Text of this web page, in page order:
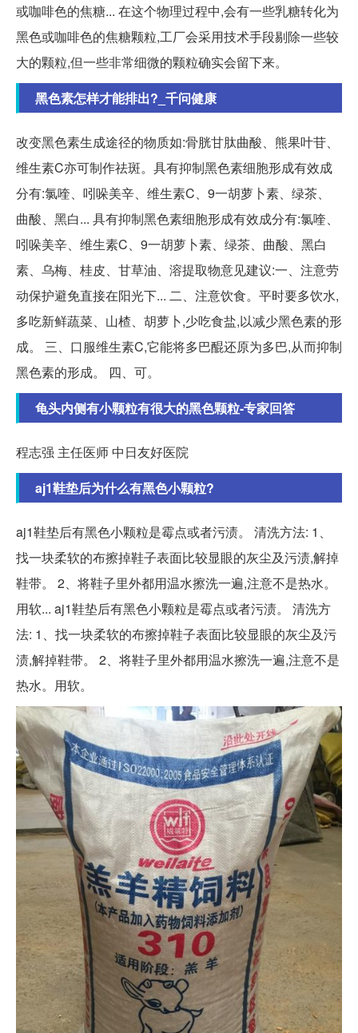
或咖啡色的焦糖... 在这个物理过程中,会有一些乳糖转化为
黑色或咖啡色的焦糖颗粒,工厂会采用技术手段剔除一些较
大的颗粒,但一些非常细微的颗粒确实会留下来。
黑色素怎样才能排出?_千问健康
改变黑色素生成途径的物质如:骨胱甘肽曲酸、熊果叶苷、
维生素C亦可制作祛斑。具有抑制黑色素细胞形成有效成
分有:氯喹、吲哚美辛、维生素C、9一胡萝卜素、绿茶、
曲酸、黑白... 具有抑制黑色素细胞形成有效成分有:氯喹、
吲哚美辛、维生素C、9一胡萝卜素、绿茶、曲酸、黑白
素、乌梅、桂皮、甘草油、溶提取物意见建议:一、注意劳
动保护避免直接在阳光下... 二、注意饮食。平时要多饮水,
多吃新鲜蔬菜、山楂、胡萝卜,少吃食盐,以减少黑色素的形
成。 三、口服维生素C,它能将多巴醌还原为多巴,从而抑制
黑色素的形成。 四、可。
龟头内侧有小颗粒有很大的黑色颗粒-专家回答
程志强 主任医师 中日友好医院
aj1鞋垫后为什么有黑色小颗粒?
aj1鞋垫后有黑色小颗粒是霉点或者污渍。 清洗方法: 1、
找一块柔软的布擦掉鞋子表面比较显眼的灰尘及污渍,解掉
鞋带。 2、将鞋子里外都用温水擦洗一遍,注意不是热水。
用软... aj1鞋垫后有黑色小颗粒是霉点或者污渍。 清洗方
法: 1、找一块柔软的布擦掉鞋子表面比较显眼的灰尘及污
渍,解掉鞋带。 2、将鞋子里外都用温水擦洗一遍,注意不是
热水。用软。